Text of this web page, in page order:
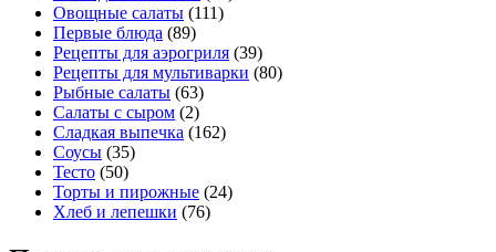
Овощные салаты (111)
Первые блюда (89)
Рецепты для аэрогриля (39)
Рецепты для мультиварки (80)
Рыбные салаты (63)
Салаты с сыром (2)
Сладкая выпечка (162)
Соусы (35)
Тесто (50)
Торты и пирожные (24)
Хлеб и лепешки (76)